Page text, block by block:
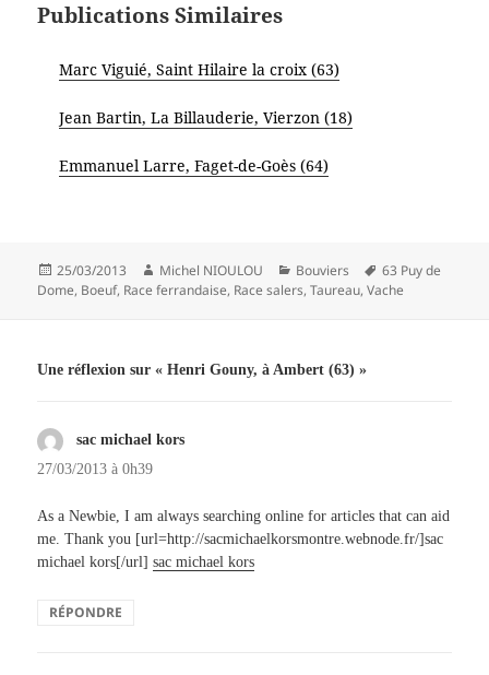
Publications Similaires
Marc Viguié, Saint Hilaire la croix (63)
Jean Bartin, La Billauderie, Vierzon (18)
Emmanuel Larre, Faget-de-Goès (64)
Publié
le
25/03/2013 Auteur
Michel NIOULOU Catégories
Bouviers
Mots-
clés
63 Puy de
Dome, Boeuf, Race ferrandaise, Race salers,Taureau,Vache
Une réflexion sur « Henri Gouny, à Ambert (63) »
sac michael korsdit :
27/03/2013 à 0h39
As a Newbie, I am always searching online for articles that can aid
me. Thank you [url=http://sacmichaelkorsmontre.webnode.fr/]sac
michael kors[/url]sac michael kors
RÉPONDRE